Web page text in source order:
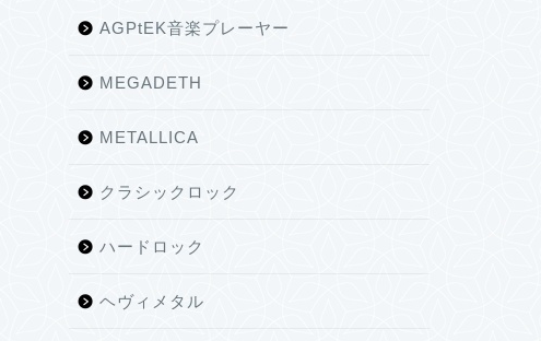
AGPtEK音楽プレーヤー
MEGADETH
METALLICA
クラシックロック
ハードロック
ヘヴィメタル